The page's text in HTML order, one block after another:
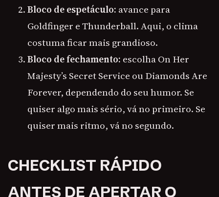
Bloco de espetáculo: avance para
Goldfinger e Thunderball. Aqui, o clima
costuma ficar mais grandioso.
Bloco de fechamento: escolha On Her
Majesty’s Secret Service ou Diamonds Are
Forever, dependendo do seu humor. Se
quiser algo mais sério, vá no primeiro. Se
quiser mais ritmo, vá no segundo.
CHECKLIST RÁPIDO
ANTES DE APERTAR O